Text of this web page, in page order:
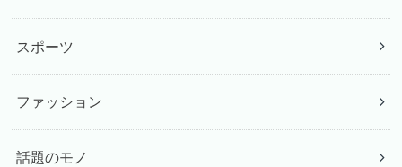
スポーツ
ファッション
話題のモノ